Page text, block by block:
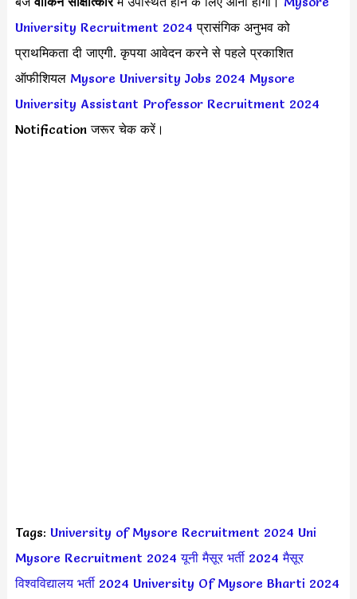
University Recruitment 2024 प्रासंगिक अनुभव को
प्राथमिकता दी जाएगी. कृपया आवेदन करने से पहले प्रकाशित
ऑफीशियल Mysore University Jobs 2024 Mysore
University Assistant Professor Recruitment 2024
Notification जरूर चेक करें।
Tags: University of Mysore Recruitment 2024 Uni
Mysore Recruitment 2024 यूनी मैसूर भर्ती 2024 मैसूर
विश्वविद्यालय भर्ती 2024 University Of Mysore Bharti 2024